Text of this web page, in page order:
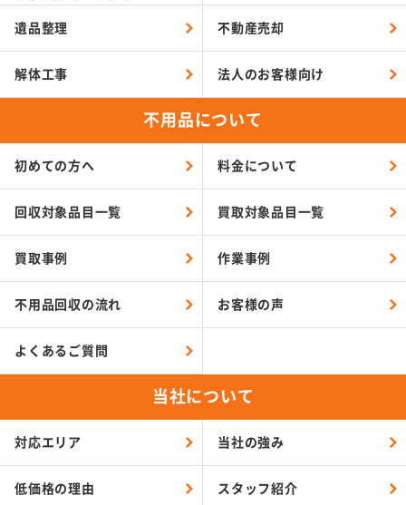
遺品整理 不動産売却
解体工事 法人のお客様向け
不用品について
初めての方へ 料金について
回収対象品目一覧 買取対象品目一覧
買取事例 作業事例
不用品回収の流れ お客様の声
よくあるご質問
当社について
対応エリア 当社の強み
低価格の理由 スタッフ紹介